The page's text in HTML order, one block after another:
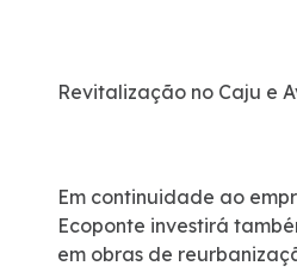
Revitalização no Caju e
Em continuidade ao
Ecoponte investirá
em obras de